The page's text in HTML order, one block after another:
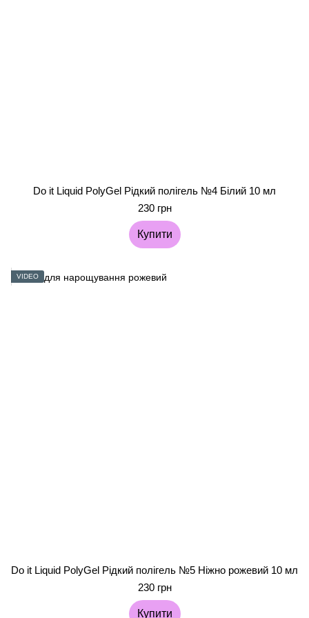
Do it Liquid PolyGel Рідкий полігель №4 Білий 10 мл
230 грн
Купити
VIDEO
Do it Liquid PolyGel Рідкий полігель №5 Ніжно рожевий 10 мл
230 грн
Купити